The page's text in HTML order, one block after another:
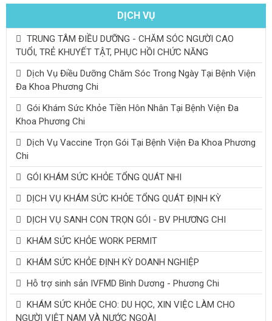
DỊCH VỤ
TRUNG TÂM ĐIỀU DƯỠNG - CHĂM SÓC NGƯỜI CAO
TUỔI, TRẺ KHUYẾT TẬT, PHỤC HỒI CHỨC NĂNG
Dịch Vụ Điều Dưỡng Chăm Sóc Trong Ngày Tại Bệnh Viện
Đa Khoa Phương Chi
Gói Khám Sức Khỏe Tiền Hôn Nhân Tại Bệnh Viện Đa
Khoa Phương Chi
Dịch Vụ Vaccine Trọn Gói Tại Bệnh Viện Đa Khoa Phương
Chi
GÓI KHÁM SỨC KHỎE TỔNG QUÁT NHI
DỊCH VỤ KHÁM SỨC KHỎE TỔNG QUÁT ĐỊNH KỲ
DỊCH VỤ SANH CON TRỌN GÓI - BV PHƯƠNG CHI
KHÁM SỨC KHỎE WORK PERMIT
KHÁM SỨC KHỎE ĐỊNH KỲ DOANH NGHIỆP
Hỗ trợ sinh sản IVFMD Bình Dương - Phương Chi
KHÁM SỨC KHỎE CHO: DU HỌC, XIN VIỆC LÀM CHO
NGƯỜI VIỆT NAM VÀ NƯỚC NGOÀI